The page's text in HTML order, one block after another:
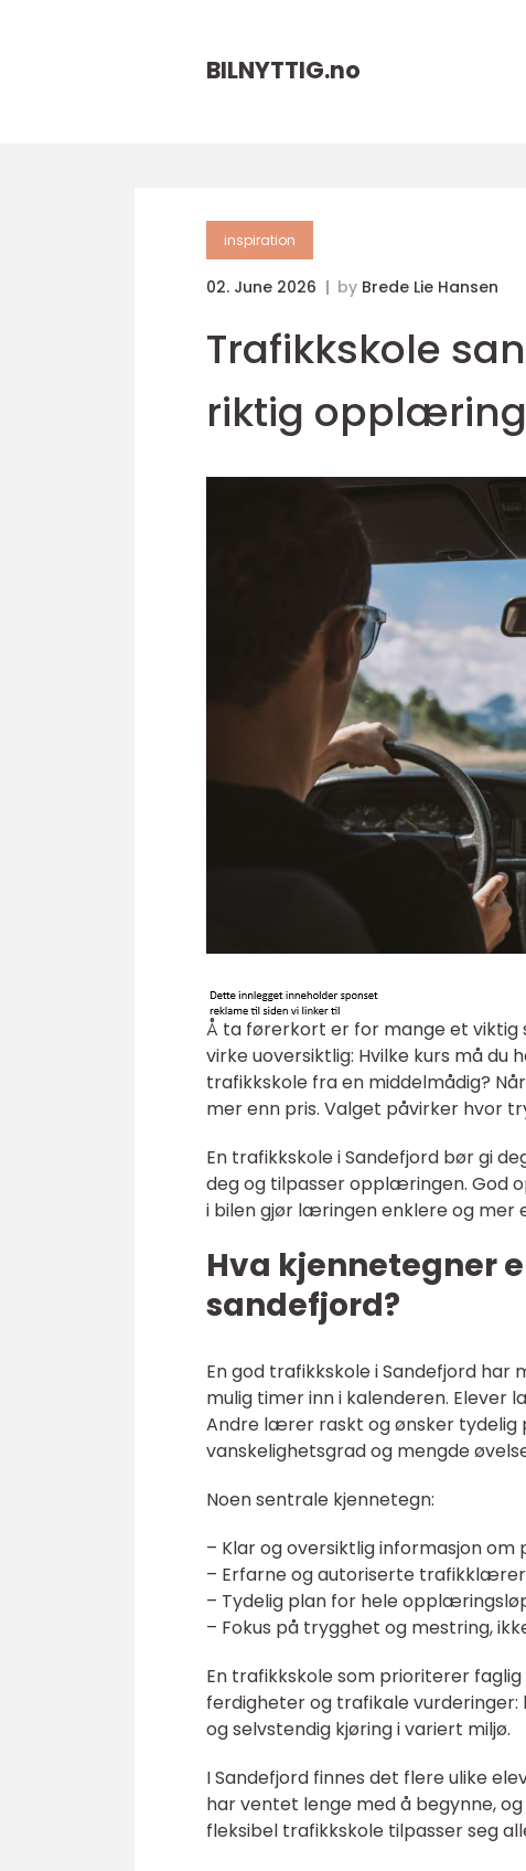
BILNYTTIG.no
inspiration
02. June 2026 by Brede Lie Hansen
Trafikkskole
riktig
Å ta førerkort er for mange et viktig
virke uoversiktlig: Hvilke kurs må du
trafikkskole fra en middelmådig?
mer enn pris. Valget påvirker hvor
En trafikkskole i Sandefjord bør gi
deg og tilpasser opplæringen. God
i bilen gjør læringen enklere og mer
Hva kjennetegner
sandefjord?
En god trafikkskole i Sandefjord
mulig timer inn i kalenderen.
Andre lærer raskt og ønsker
vanskelighetsgrad og mengde
Noen sentrale kjennetegn:
– Klar og oversiktlig informasjon om
– Erfarne og autoriserte
– Tydelig plan for hele
– Fokus på trygghet og mestring,
En trafikkskole som prioriterer
ferdigheter og trafikale
og selvstendig kjøring i variert miljø.
I Sandefjord finnes det flere ulike
har ventet lenge med å begynne,
fleksibel trafikkskole tilpasser seg